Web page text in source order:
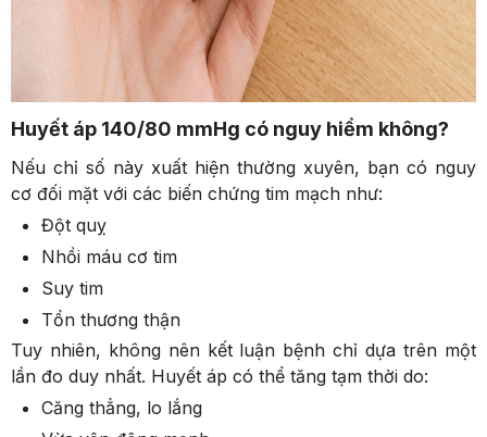
Huyết áp 140/80 mmHg có nguy hiểm không?
Nếu chỉ số này xuất hiện thường xuyên, bạn có nguy
cơ đối mặt với các biến chứng tim mạch như:
Đột quỵ
Nhồi máu cơ tim
Suy tim
Tổn thương thận
Tuy nhiên, không nên kết luận bệnh chỉ dựa trên một
lần đo duy nhất. Huyết áp có thể tăng tạm thời do:
Căng thẳng, lo lắng